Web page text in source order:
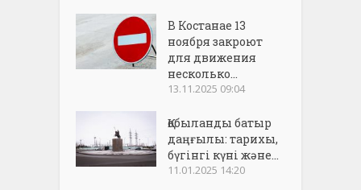
В Костанае 13
ноября закроют
для движения
несколько...
13.11.2025 09:04
Қобыланды батыр
даңғылы: тарихы,
бүгінгі күні және...
11.01.2025 14:20